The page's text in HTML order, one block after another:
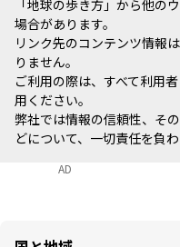
「地球の歩き方」から他の
場合があります。
リンク先のコンテンツ情報
りません。
ご利用の際は、すべて利用
用ください。
弊社では情報の信頼性、そ
どについて、一切責任を負
AD